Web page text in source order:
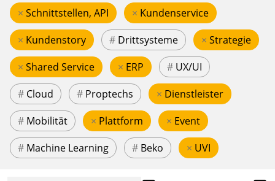
× Schnittstellen, API × Kundenservice
× Kundenstory # Drittsysteme × Strategie
× Shared Service × ERP # UX/UI
# Cloud # Proptechs × Dienstleister
# Mobilität × Plattform × Event
# Machine Learning # Beko × UVI